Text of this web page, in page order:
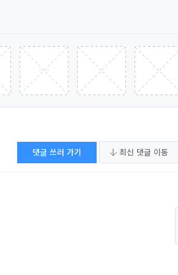
댓글 쓰러 가기 최신 댓글 이동